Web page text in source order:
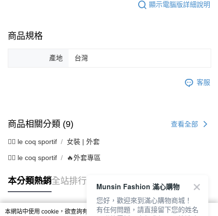
顯示電腦版詳細說明
商品規格
產地 台灣
客服
商品相關分類 (9) 查看全部
🚴‍♂️ le coq sportif 女裝 | 外套
🚴‍♂️ le coq sportif 🔥外套專區
本分類熱銷全站排行
本網站中使用 cookie，欲查詢有關本網站使用 cookie 方式之詳情，及若您不希
Munsin Fashion 滿心購物
您好，歡迎來到滿心購物商城！
有任何問題，請直接留下您的姓名